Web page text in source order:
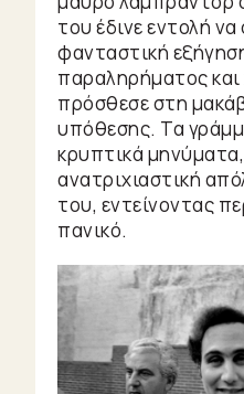
του έδινε εντολή
φανταστική
παραληρήματος
πρόσθεσε στη
υπόθεσης. Τα
κρυπτικά μηνύματα,
ανατριχιαστική
του, εντείνοντας
πανικό.